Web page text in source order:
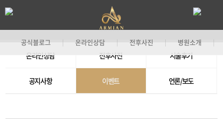
공식블로그 온라인상담 전후사진 병원소개
온라인상담 전후사진 시술후기
공지사항 이벤트 언론/보도